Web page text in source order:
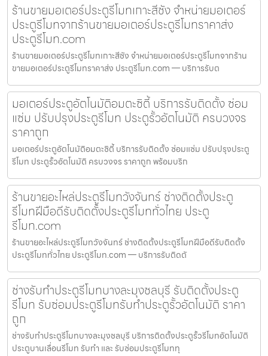
ร้านขายมอเตอร์ประตูรีโมทเกาะสีชัง จำหน่ายมอเตอร์
ประตูรีโมทจากร้านขายมอเตอร์ประตูรีโมทราคาส่ง
ประตูรีโมท.com
ร้านขายมอเตอร์ประตูรีโมทเกาะสีชัง จำหน่ายมอเตอร์ประตูรีโมทจากร้าน
ขายมอเตอร์ประตูรีโมทราคาส่ง ประตูรีโมท.com — บริการรับต
มอเตอร์ประตูอัตโนมัติอมตะซิตี้ บริการรับติดตั้ง ซ่อม
แซ่ม ปรับปรุงประตูรีโมท ประตูรั้วอัตโนมัติ ครบวงจร
ราคาถูก
มอเตอร์ประตูอัตโนมัติอมตะซิตี้ บริการรับติดตั้ง ซ่อมแซ่ม ปรับปรุงประตู
รีโมท ประตูรั้วอัตโนมัติ ครบวงจร ราคาถูก พร้อมบริก
ร้านขายอะไหล่ประตูรีโมทวังจันทร์ ช่างติดตั้งประตู
รีโมทฝีมือดีรับติดตั้งประตูรีโมททั่วไทย ประตู
รีโมท.com
ร้านขายอะไหล่ประตูรีโมทวังจันทร์ ช่างติดตั้งประตูรีโมทฝีมือดีรับติดตั้ง
ประตูรีโมททั่วไทย ประตูรีโมท.com — บริการรับติดตั
ช่างรับทำประตูรีโมทบางละมุงชลบุรี รับติดตั้งประตู
รีโมท รับซ่อมประตูรีโมทรับทำประตูรั้วอัตโนมัติ ราคา
ถูก
ช่างรับทำประตูรีโมทบางละมุงชลบุรี บริการติดตั้งประตูรั้วรีโมทอัตโนมัติ
ประตูบานเลื่อนรีโมท รับทำ และ รับซ่อมประตูรีโมททุ